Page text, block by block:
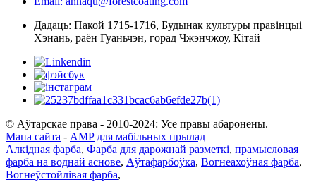
Дадаць: Пакой 1715-1716, Будынак культуры правінцыі
Хэнань, раён Гуаньчэн, горад Чжэнчжоу, Кітай
© Аўтарскае права - 2010-2024: Усе правы абаронены.
Мапа сайта - AMP для мабільных прылад
Алкідная фарба, Фарба для дарожнай разметкі, прамысловая
фарба на воднай аснове, Аўтафарбоўка, Вогнеахоўная фарба,
Вогнеўстойлівая фарба,